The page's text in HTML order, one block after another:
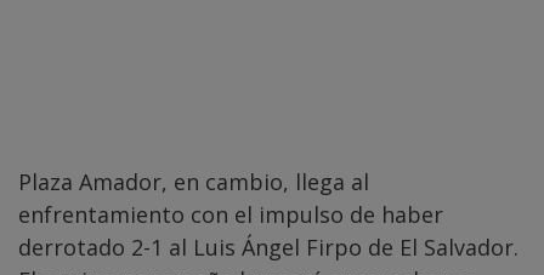
Plaza Amador, en cambio, llega al
enfrentamiento con el impulso de haber
derrotado 2-1 al Luis Ángel Firpo de El Salvador.